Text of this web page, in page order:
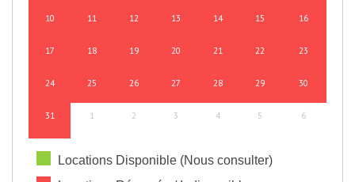
10 11 12 13 14 15 16
17 18 19 20 21 22 23
24 25 26 27 28 29 30
31 1 2 3 4 5 6
Locations Disponible (Nous consulter)